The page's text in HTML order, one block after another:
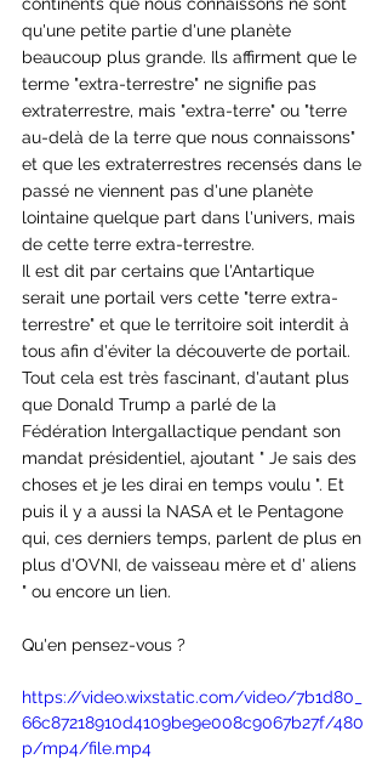
qu'une petite partie d'une planète
beaucoup plus grande. Ils affirment que le
terme "extra-terrestre" ne signifie pas
extraterrestre, mais "extra-terre" ou "terre
au-delà de la terre que nous connaissons"
et que les extraterrestres recensés dans le
passé ne viennent pas d'une planète
lointaine quelque part dans l'univers, mais
de cette terre extra-terrestre.
Il est dit par certains que l'Antartique
serait une portail vers cette "terre extra-
terrestre" et que le territoire soit interdit à
tous afin d'éviter la découverte de portail.
Tout cela est très fascinant, d'autant plus
que Donald Trump a parlé de la
Fédération Intergallactique pendant son
mandat présidentiel, ajoutant " Je sais des
choses et je les dirai en temps voulu ". Et
puis il y a aussi la NASA et le Pentagone
qui, ces derniers temps, parlent de plus en
plus d'OVNI, de vaisseau mère et d' aliens
" ou encore un lien.
Qu'en pensez-vous ?
https://video.wixstatic.com/video/7b1d80_
66c87218910d4109be9e008c9067b27f/480
p/mp4/file.mp4